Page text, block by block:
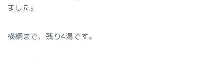
ました。
横綱まで、残り4湯です。